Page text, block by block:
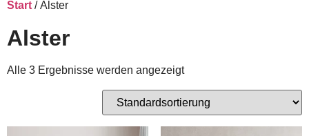
Start / Alster
Alster
Alle 3 Ergebnisse werden angezeigt